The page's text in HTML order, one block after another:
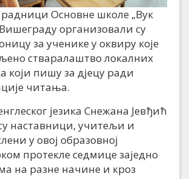
радници Основне школе „Вук
организовали су
за ученике у оквиру које
стваралаштво локалних
који пишу за дјецу ради
читања.
језика Снежана Јевђић
наставници, учитељи и
у овој образовној
протекле седмице заједно
на разне начине и кроз